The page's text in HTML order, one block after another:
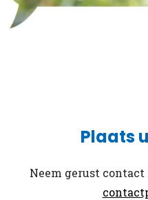
Plaats
Neem gerust